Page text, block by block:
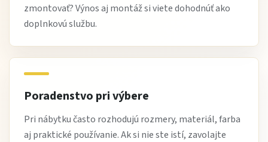
modulové kuchynské linky pre maximálnu flexibilitu
výborný pomer cena / dizajn
štýlové a praktické riešenia do kuchyne
možnosť prispôsobenia priestoru
odborné poradenstvo pri plánovaní kuchyne
Najčastejšie otázky
zmontovať? Výnos aj montáž si viete dohodnúť ako
doplnkovú službu.
Poradenstvo pri výbere
Pri nábytku často rozhodujú rozmery, materiál, farba
aj praktické používanie. Ak si nie ste istí, zavolajte